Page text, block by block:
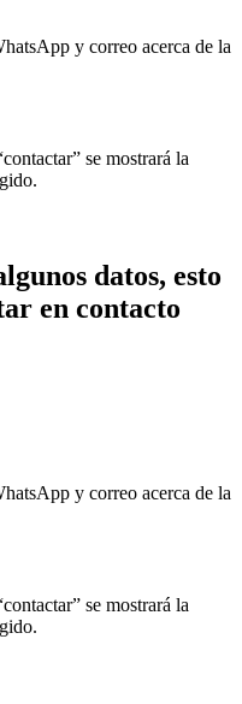
y correo acerca de la
se mostrará la
datos, esto
en contacto
y correo acerca de la
se mostrará la